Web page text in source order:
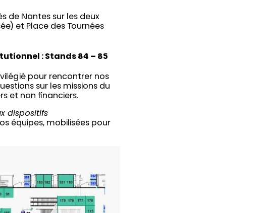
de Nantes sur les deux
et Place des Tournées
: Stands 84 – 85
pour rencontrer nos
sur les missions du
et non financiers.
dispositifs
équipes, mobilisées pour